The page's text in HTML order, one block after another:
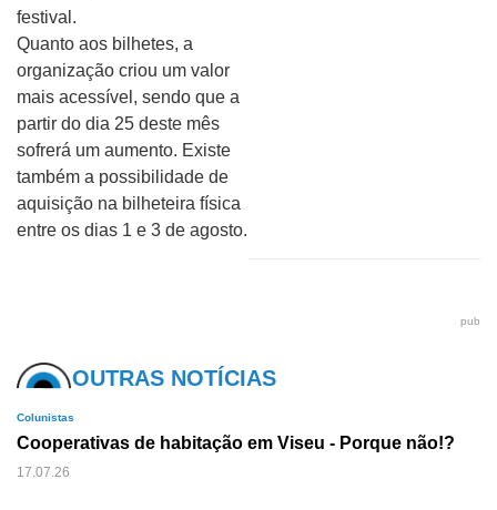
festival.
Quanto aos bilhetes, a
organização criou um valor
mais acessível, sendo que a
partir do dia 25 deste mês
sofrerá um aumento. Existe
também a possibilidade de
aquisição na bilheteira física
entre os dias 1 e 3 de agosto.
pub
OUTRAS NOTÍCIAS
Colunistas
Cooperativas de habitação em Viseu - Porque não!?
17.07.26